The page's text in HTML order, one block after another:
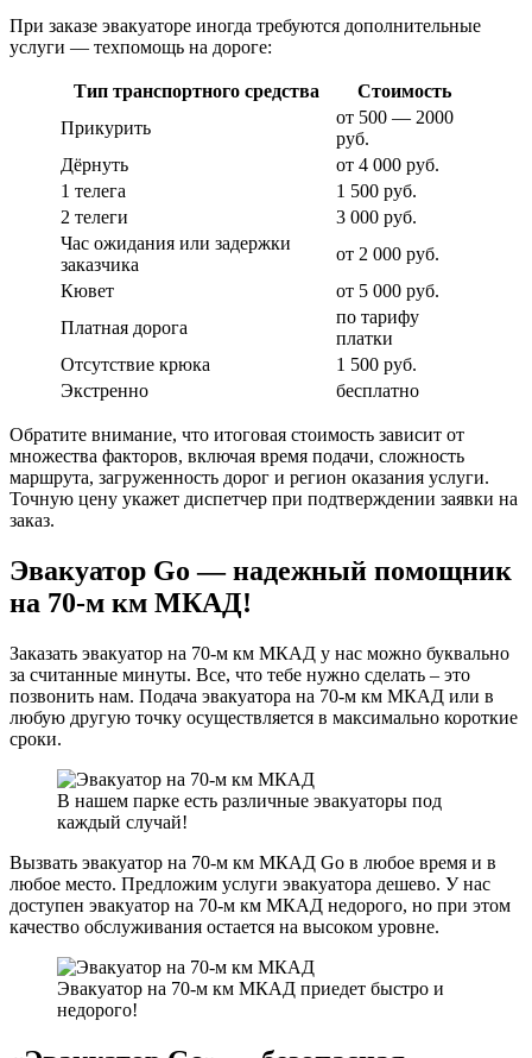
При заказе эвакуаторе иногда требуются дополнительные
услуги — техпомощь на дороге:
Тип транспортного средства
Стоимость
Прикурить
от 500 — 2000
руб.
Дёрнуть
от 4 000 руб.
1 телега
1 500 руб.
2 телеги
3 000 руб.
Час ожидания или задержки
заказчика
от 2 000 руб.
Кювет
от 5 000 руб.
Платная дорога
по тарифу
платки
Отсутствие крюка
1 500 руб.
Экстренно
бесплатно
Обратите внимание, что итоговая стоимость зависит от
множества факторов, включая время подачи, сложность
маршрута, загруженность дорог и регион оказания услуги.
Точную цену укажет диспетчер при подтверждении заявки на
заказ.
Эвакуатор Go — надежный помощник
на 70-м км МКАД!
Заказать эвакуатор на 70-м км МКАД у нас можно буквально
за считанные минуты. Все, что тебе нужно сделать – это
позвонить нам. Подача эвакуатора на 70-м км МКАД или в
любую другую точку осуществляется в максимально короткие
сроки.
В нашем парке есть различные эвакуаторы под
каждый случай!
Вызвать эвакуатор на 70-м км МКАД Go в любое время и в
любое место. Предложим услуги эвакуатора дешево. У нас
доступен эвакуатор на 70-м км МКАД недорого, но при этом
качество обслуживания остается на высоком уровне.
Эвакуатор на 70-м км МКАД приедет быстро и
недорого!